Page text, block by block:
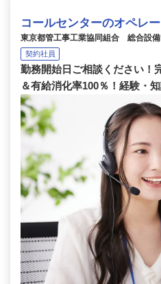
コールセンターのオペレ
東京都管工事工業協同組合 総合設
契約社員
勤務開始日ご相談ください！
＆有給消化率100％！経験・